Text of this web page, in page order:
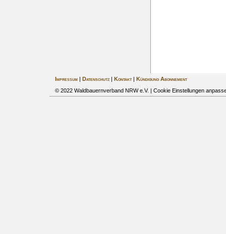
Impressum| Datenschutz| Kontakt|
Kündigung Abonnement
© 2022 Waldbauernverband NRW e.V. | Cookie Einstellungen